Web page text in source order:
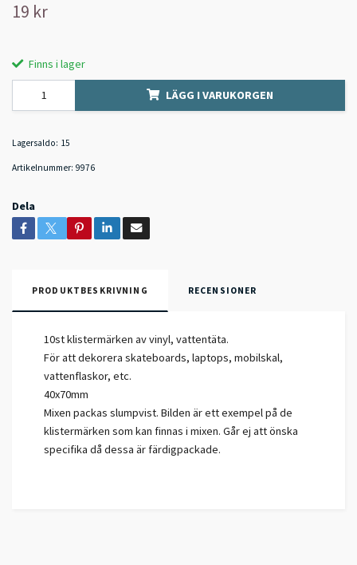
19 kr
Finns i lager
LÄGG I VARUKORGEN
Lagersaldo: 15
Artikelnummer: 9976
Dela
PRODUKTBESKRIVNING RECENSIONER
10st klistermärken av vinyl, vattentäta.
För att dekorera skateboards, laptops, mobilskal,
vattenflaskor, etc.
40x70mm
Mixen packas slumpvist. Bilden är ett exempel på de
klistermärken som kan finnas i mixen. Går ej att önska
specifika då dessa är färdigpackade.